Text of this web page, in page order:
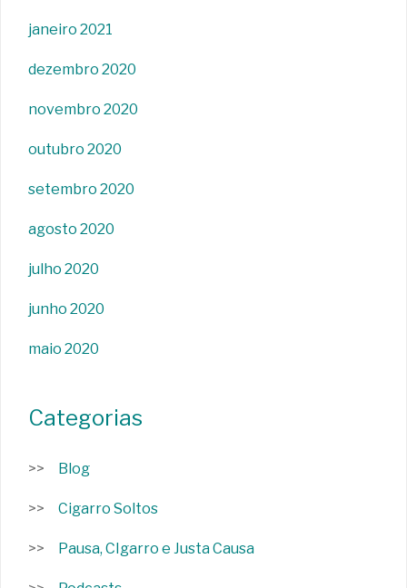
janeiro 2021
dezembro 2020
novembro 2020
outubro 2020
setembro 2020
agosto 2020
julho 2020
junho 2020
maio 2020
Categorias
Blog
Cigarro Soltos
Pausa, CIgarro e Justa Causa